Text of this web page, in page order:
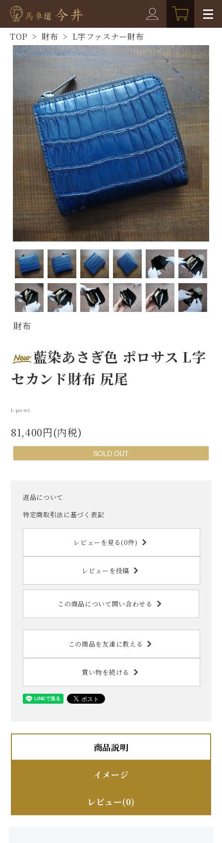
TOP > 財布 > L字ファスナー財布
財布
藍染あさぎ色 ポロサス L字
セカンド財布 尻尾
L-po-wi
81,400円(内税)
SOLD OUT
返品について
特定商取引法に基づく表記
レビューを見る(0件)
レビューを投稿
この商品について問い合わせる
この商品を友達に教える
買い物を続ける
商品説明
イメージ
レビュー(0)